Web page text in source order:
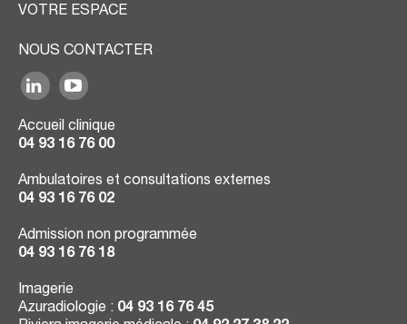
VOTRE ESPACE
NOUS CONTACTER
Accueil clinique
04 93 16 76 00
Ambulatoires et consultations externes
04 93 16 76 02
Admission non programmée
04 93 16 76 18
Imagerie
Azuradiologie : 04 93 16 76 45